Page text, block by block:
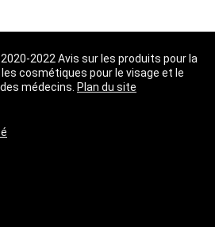
2022 Avis sur les produits pour la
cosmétiques pour le visage et le
médecins. Plan du site